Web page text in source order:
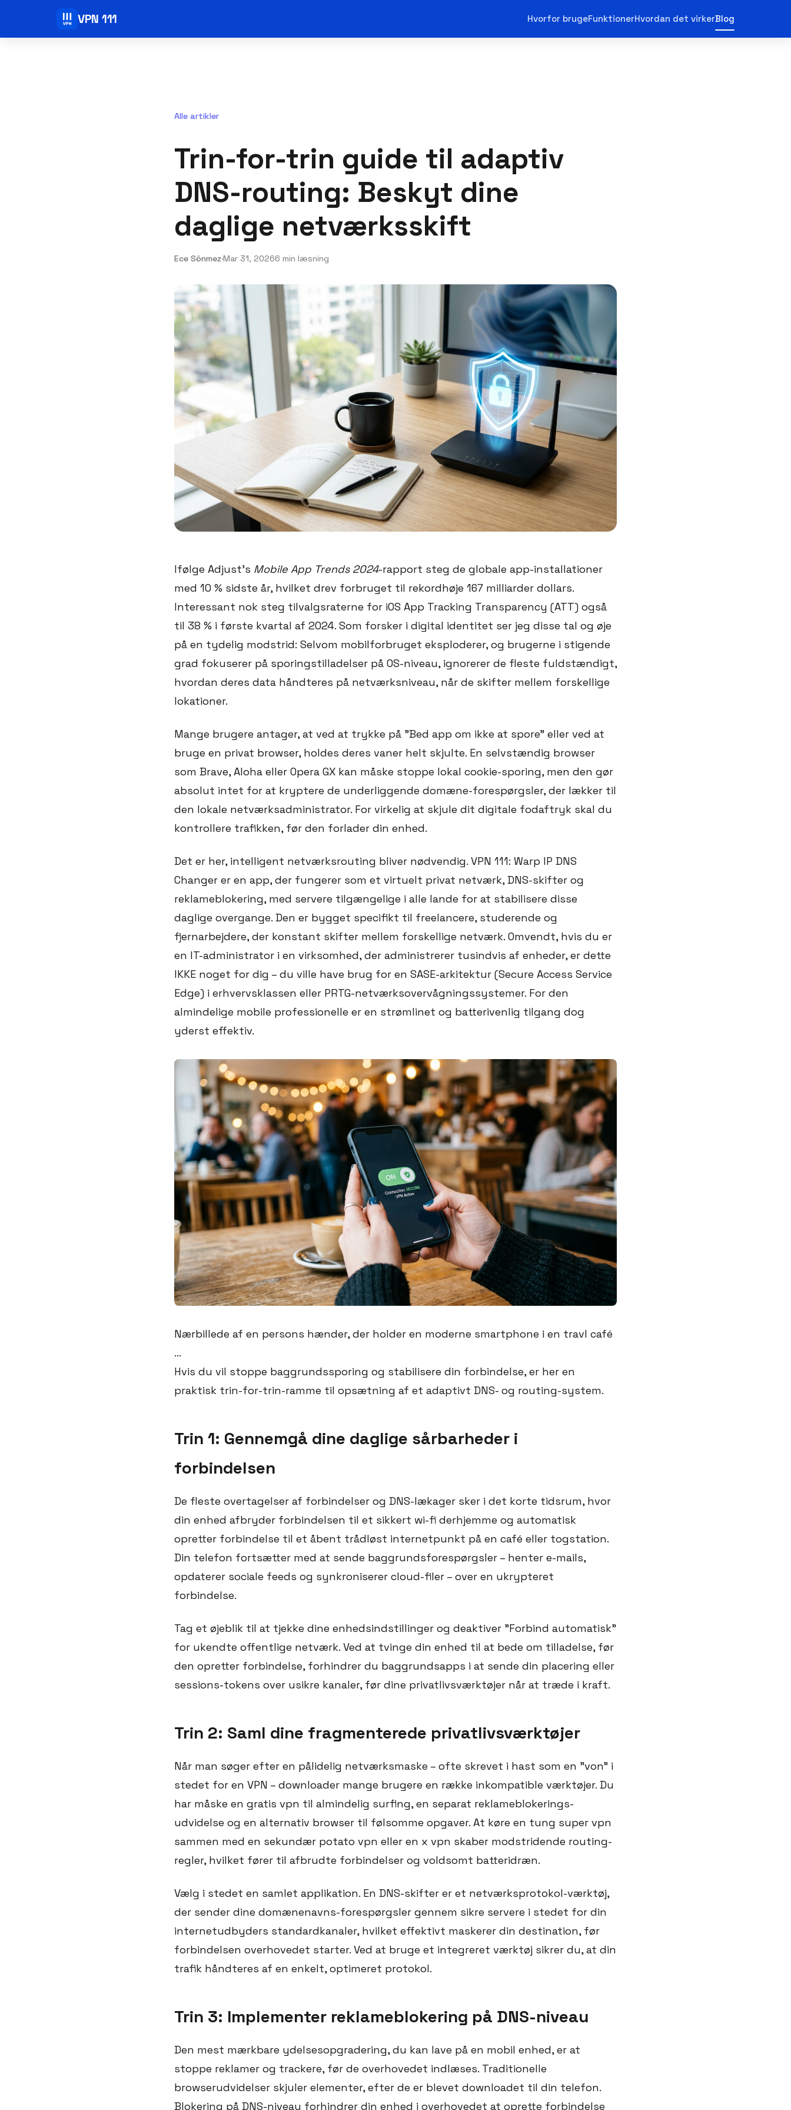
VPN 111 Hvorfor brugeFunktionerHvordan det virkerBlog
Alle artikler
Trin-for-trin guide til adaptiv
DNS-routing: Beskyt dine
daglige netværksskift
Ece Sönmez·Mar 31, 20266 min læsning
Ifølge Adjust’s Mobile App Trends 2024-rapport steg de globale app-installationer
med 10 % sidste år, hvilket drev forbruget til rekordhøje 167 milliarder dollars.
Interessant nok steg tilvalgsraterne for iOS App Tracking Transparency (ATT) også
til 38 % i første kvartal af 2024. Som forsker i digital identitet ser jeg disse tal og øje
på en tydelig modstrid: Selvom mobilforbruget eksploderer, og brugerne i stigende
grad fokuserer på sporingstilladelser på OS-niveau, ignorerer de fleste fuldstændigt,
hvordan deres data håndteres på netværksniveau, når de skifter mellem forskellige
lokationer.
Mange brugere antager, at ved at trykke på "Bed app om ikke at spore" eller ved at
bruge en privat browser, holdes deres vaner helt skjulte. En selvstændig browser
som Brave, Aloha eller Opera GX kan måske stoppe lokal cookie-sporing, men den gør
absolut intet for at kryptere de underliggende domæne-forespørgsler, der lækker til
den lokale netværksadministrator. For virkelig at skjule dit digitale fodaftryk skal du
kontrollere trafikken, før den forlader din enhed.
Det er her, intelligent netværksrouting bliver nødvendig. VPN 111: Warp IP DNS
Changer er en app, der fungerer som et virtuelt privat netværk, DNS-skifter og
reklameblokering, med servere tilgængelige i alle lande for at stabilisere disse
daglige overgange. Den er bygget specifikt til freelancere, studerende og
fjernarbejdere, der konstant skifter mellem forskellige netværk. Omvendt, hvis du er
en IT-administrator i en virksomhed, der administrerer tusindvis af enheder, er dette
IKKE noget for dig – du ville have brug for en SASE-arkitektur (Secure Access Service
Edge) i erhvervsklassen eller PRTG-netværksovervågningssystemer. For den
almindelige mobile professionelle er en strømlinet og batterivenlig tilgang dog
yderst effektiv.
Nærbillede af en persons hænder, der holder en moderne smartphone i en travl café
...
Hvis du vil stoppe baggrundssporing og stabilisere din forbindelse, er her en
praktisk trin-for-trin-ramme til opsætning af et adaptivt DNS- og routing-system.
Trin 1: Gennemgå dine daglige sårbarheder i
forbindelsen
De fleste overtagelser af forbindelser og DNS-lækager sker i det korte tidsrum, hvor
din enhed afbryder forbindelsen til et sikkert wi-fi derhjemme og automatisk
opretter forbindelse til et åbent trådløst internetpunkt på en café eller togstation.
Din telefon fortsætter med at sende baggrundsforespørgsler – henter e-mails,
opdaterer sociale feeds og synkroniserer cloud-filer – over en ukrypteret
forbindelse.
Tag et øjeblik til at tjekke dine enhedsindstillinger og deaktiver "Forbind automatisk"
for ukendte offentlige netværk. Ved at tvinge din enhed til at bede om tilladelse, før
den opretter forbindelse, forhindrer du baggrundsapps i at sende din placering eller
sessions-tokens over usikre kanaler, før dine privatlivsværktøjer når at træde i kraft.
Trin 2: Saml dine fragmenterede privatlivsværktøjer
Når man søger efter en pålidelig netværksmaske – ofte skrevet i hast som en "von" i
stedet for en VPN – downloader mange brugere en række inkompatible værktøjer. Du
har måske en gratis vpn til almindelig surfing, en separat reklameblokerings-
udvidelse og en alternativ browser til følsomme opgaver. At køre en tung super vpn
sammen med en sekundær potato vpn eller en x vpn skaber modstridende routing-
regler, hvilket fører til afbrudte forbindelser og voldsomt batteridræn.
Vælg i stedet en samlet applikation. En DNS-skifter er et netværksprotokol-værktøj,
der sender dine domænenavns-forespørgsler gennem sikre servere i stedet for din
internetudbyders standardkanaler, hvilket effektivt maskerer din destination, før
forbindelsen overhovedet starter. Ved at bruge et integreret værktøj sikrer du, at din
trafik håndteres af en enkelt, optimeret protokol.
Trin 3: Implementer reklameblokering på DNS-niveau
Den mest mærkbare ydelsesopgradering, du kan lave på en mobil enhed, er at
stoppe reklamer og trackere, før de overhovedet indlæses. Traditionelle
browserudvidelser skjuler elementer, efter de er blevet downloadet til din telefon.
Blokering på DNS-niveau forhindrer din enhed i overhovedet at oprette forbindelse